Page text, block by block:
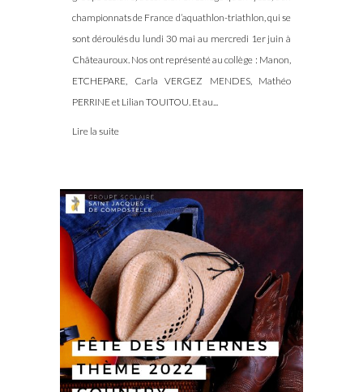
championnats de France d’aquathlon-triathlon, qui se
sont déroulés du lundi 30 mai au mercredi 1er juin à
Châteauroux. Nos ont représenté au collège : Manon,
ETCHEPARE, Carla VERGEZ MENDES, Mathéo
PERRINE et Lilian TOUITOU. Et au...
Lire la suite